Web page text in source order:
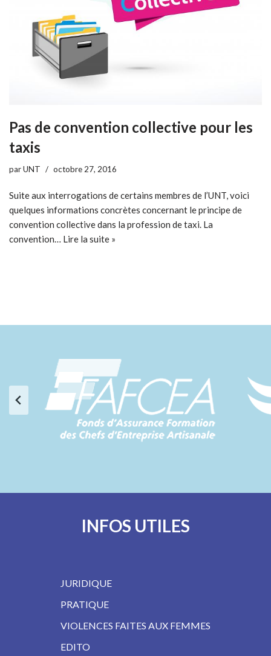
Pas de convention collective pour les
taxis
parUNT octobre 27, 2016
Suite aux interrogations de certains membres de l’UNT, voici
quelques informations concrètes concernant le principe de
convention collective dans la profession de taxi. La
convention… Lire la suite »
INFOS UTILES
JURIDIQUE
PRATIQUE
VIOLENCES FAITES AUX FEMMES
EDITO